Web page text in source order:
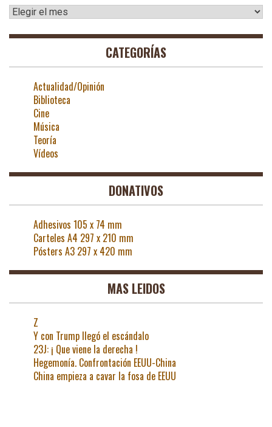
Archivos
CATEGORÍAS
Actualidad/Opinión
Biblioteca
Cine
Música
Teoría
Vídeos
DONATIVOS
Adhesivos 105 x 74 mm
Carteles A4 297 x 210 mm
Pósters A3 297 x 420 mm
MAS LEIDOS
Z
Y con Trump llegó el escándalo
23J: ¡ Que viene la derecha !
Hegemonía. Confrontación EEUU-China
China empieza a cavar la fosa de EEUU